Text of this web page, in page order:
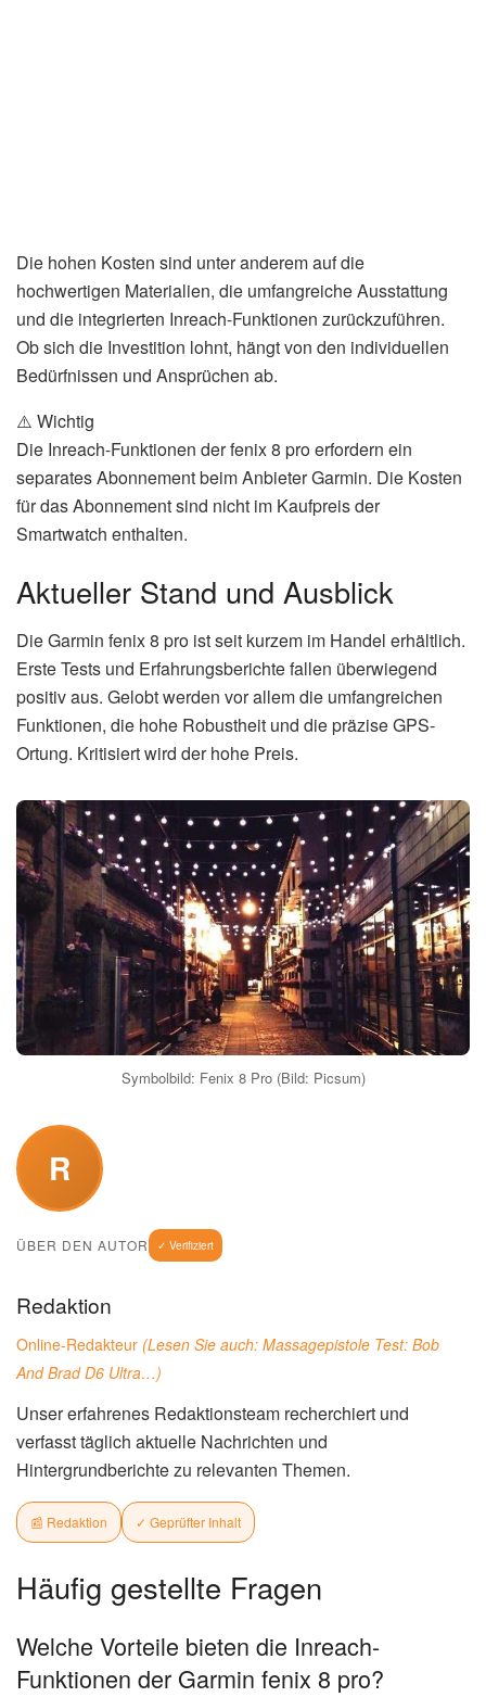
Die hohen Kosten sind unter anderem auf die
hochwertigen Materialien, die umfangreiche Ausstattung
und die integrierten Inreach-Funktionen zurückzuführen.
Ob sich die Investition lohnt, hängt von den individuellen
Bedürfnissen und Ansprüchen ab.
⚠️ Wichtig
Die Inreach-Funktionen der fenix 8 pro erfordern ein
separates Abonnement beim Anbieter Garmin. Die Kosten
für das Abonnement sind nicht im Kaufpreis der
Smartwatch enthalten.
Aktueller Stand und Ausblick
Die Garmin fenix 8 pro ist seit kurzem im Handel erhältlich.
Erste Tests und Erfahrungsberichte fallen überwiegend
positiv aus. Gelobt werden vor allem die umfangreichen
Funktionen, die hohe Robustheit und die präzise GPS-
Ortung. Kritisiert wird der hohe Preis.
Symbolbild: Fenix 8 Pro (Bild: Picsum)
R
ÜBER DEN AUTOR ✓ Verifiziert
Redaktion
Online-Redakteur (Lesen Sie auch: Massagepistole Test: Bob
And Brad D6 Ultra…)
Unser erfahrenes Redaktionsteam recherchiert und
verfasst täglich aktuelle Nachrichten und
Hintergrundberichte zu relevanten Themen.
📰 Redaktion ✓ Geprüfter Inhalt
Häufig gestellte Fragen
Welche Vorteile bieten die Inreach-
Funktionen der Garmin fenix 8 pro?